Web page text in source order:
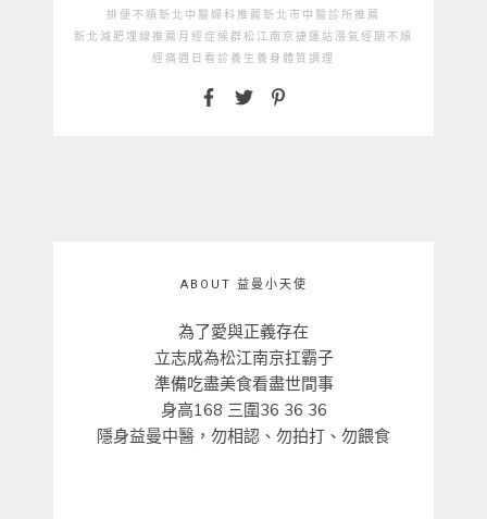
排便不順 新北中醫婦科推薦 新北市中醫診所推薦
新北減肥埋線推薦 月經症候群松江南京捷運站 漲氣 經期不順
經痛週日看診 養生 養身 體質調理
ABOUT 益曼小天使
為了愛與正義存在
立志成為松江南京扛霸子
準備吃盡美食看盡世間事
身高168 三圍36 36 36
隱身益曼中醫，勿相認、勿拍打、勿餵食